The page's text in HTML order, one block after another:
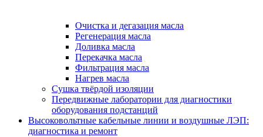
Очистка и дегазация масла
Регенерация масла
Доливка масла
Перекачка масла
Фильтрация масла
Нагрев масла
Сушка твёрдой изоляции
Передвижные лаборатории для диагностики
оборудования подстанций
Высоковольтные кабельные линии и воздушные ЛЭП:
диагностика и ремонт